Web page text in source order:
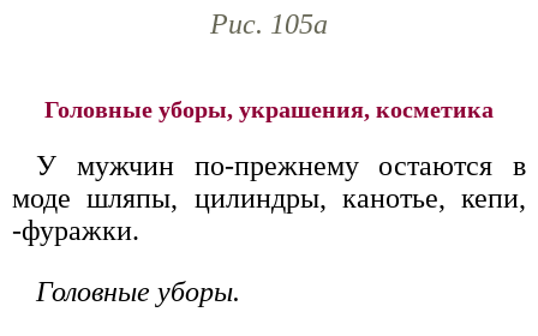
Рис. 105а
Головные уборы, украшения, косметика
У мужчин по-прежнему остаются в
моде шляпы, цилиндры, канотье, кепи,
-фуражки.
Головные уборы.